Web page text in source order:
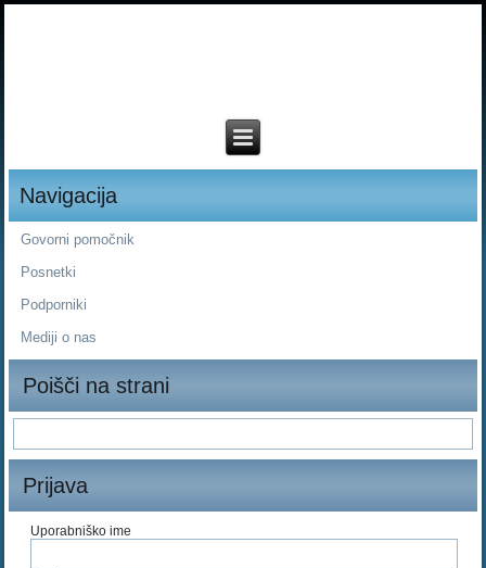
Navigacija
Govorni pomočnik
Posnetki
Podporniki
Mediji o nas
Poišči na strani
Prijava
Uporabniško ime